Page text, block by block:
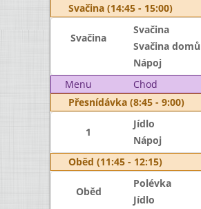
Svačina (14:45 - 15:00)
Svačina
Svačina
Svačina domů
Nápoj
Menu
Chod
Přesnídávka (8:45 - 9:00)
1
Jídlo
Nápoj
Oběd (11:45 - 12:15)
Oběd
Polévka
Jídlo